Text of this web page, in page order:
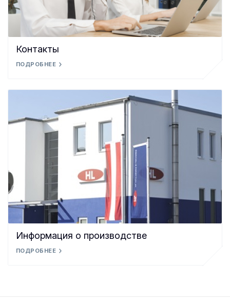
Контакты
ПОДРОБНЕЕ
Информация о производстве
ПОДРОБНЕЕ